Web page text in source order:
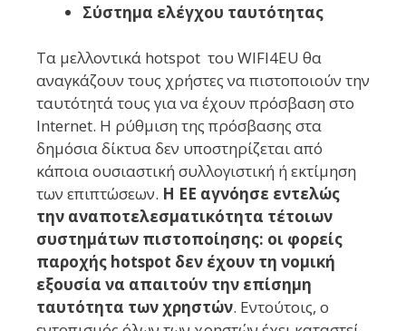
Σύστημα ελέγχου ταυτότητας
Τα μελλοντικά hotspot του WIFI4EU θα
αναγκάζουν τους χρήστες να πιστοποιούν την
ταυτότητά τους για να έχουν πρόσβαση στο
Internet. Η ρύθμιση της πρόσβασης στα
δημόσια δίκτυα δεν υποστηρίζεται από
κάποια ουσιαστική συλλογιστική ή εκτίμηση
των επιπτώσεων. Η ΕΕ αγνόησε εντελώς
την αναποτελεσματικότητα τέτοιων
συστημάτων πιστοποίησης: οι φορείς
παροχής hotspot δεν έχουν τη νομική
εξουσία να απαιτούν την επίσημη
ταυτότητα των χρηστών. Εντούτοις, ο